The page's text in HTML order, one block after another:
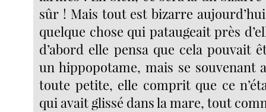
sûr ! Mais tout est bizarre
quelque chose qui pataugeait près
d’abord elle pensa que cela pouvait
un hippopotame, mais se souvenant
toute petite, elle comprit que ce
qui avait glissé dans la mare, tout